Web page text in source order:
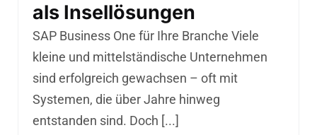
als Insellösungen
SAP Business One für Ihre Branche Viele
kleine und mittelständische Unternehmen
sind erfolgreich gewachsen – oft mit
Systemen, die über Jahre hinweg
entstanden sind. Doch [...]